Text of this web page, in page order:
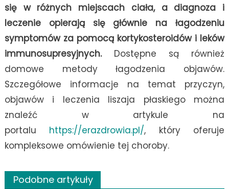
się w różnych miejscach ciała, a diagnoza i
leczenie opierają się głównie na łagodzeniu
symptomów za pomocą kortykosteroidów i leków
immunosupresyjnych.Dostępne są również
domowe metody łagodzenia objawów.
Szczegółowe informacje na temat przyczyn,
objawów i leczenia liszaja płaskiego można
znaleźć w artykule na
portalu https://erazdrowia.pl/, który oferuje
kompleksowe omówienie tej choroby​.
Podobne artykuły